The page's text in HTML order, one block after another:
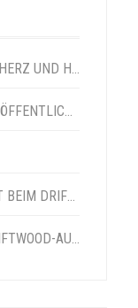
ANDREA BIRCHLER: AUTORIN MIT HERZ UND HUMOR
AUTORENDUO HIDBER / RUCH VERÖFFENTLICHT VENNER-NACHFOLGER
BEATRICE MEYER UNTERSCHREIBT BEIM DRIFTWOOD VERLAG
STEPHANIE STUDER IST NEUE DRIFTWOOD-AUTORIN